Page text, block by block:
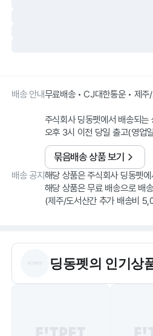
배송 안내무료배송 • CJ대한통운 • 제주
주식회사 딩동펫에서 배송되는
오후 3시 이전 당일 출고(영업
묶음배송 상품 보기
배송 공지 해당 상품은 주식회사 딩동펫
해당 상품은 무료 배송으로 배
딩동펫의 인기상